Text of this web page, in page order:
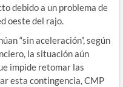
debido a un problema de
oeste del rajo.
“sin aceleración”, según
la situación aún
impide retomar las
esta contingencia, CMP